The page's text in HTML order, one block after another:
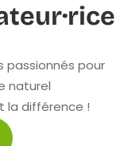
passionnés pour
naturel
la différence !